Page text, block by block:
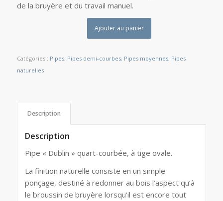
de la bruyère et du travail manuel.
Ajouter au panier
Catégories : Pipes, Pipes demi-courbes, Pipes moyennes, Pipes
naturelles
Description
Description
Pipe « Dublin » quart-courbée, à tige ovale.
La finition naturelle consiste en un simple
ponçage, destiné à redonner au bois l’aspect qu’à
le broussin de bruyère lorsqu’il est encore tout